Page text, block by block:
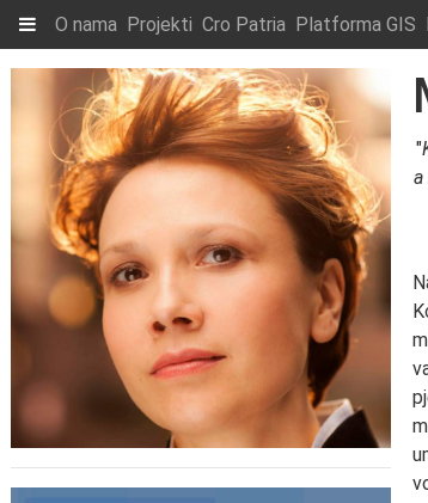
O nama Projekti Cro Patria Platforma GIS
"
a